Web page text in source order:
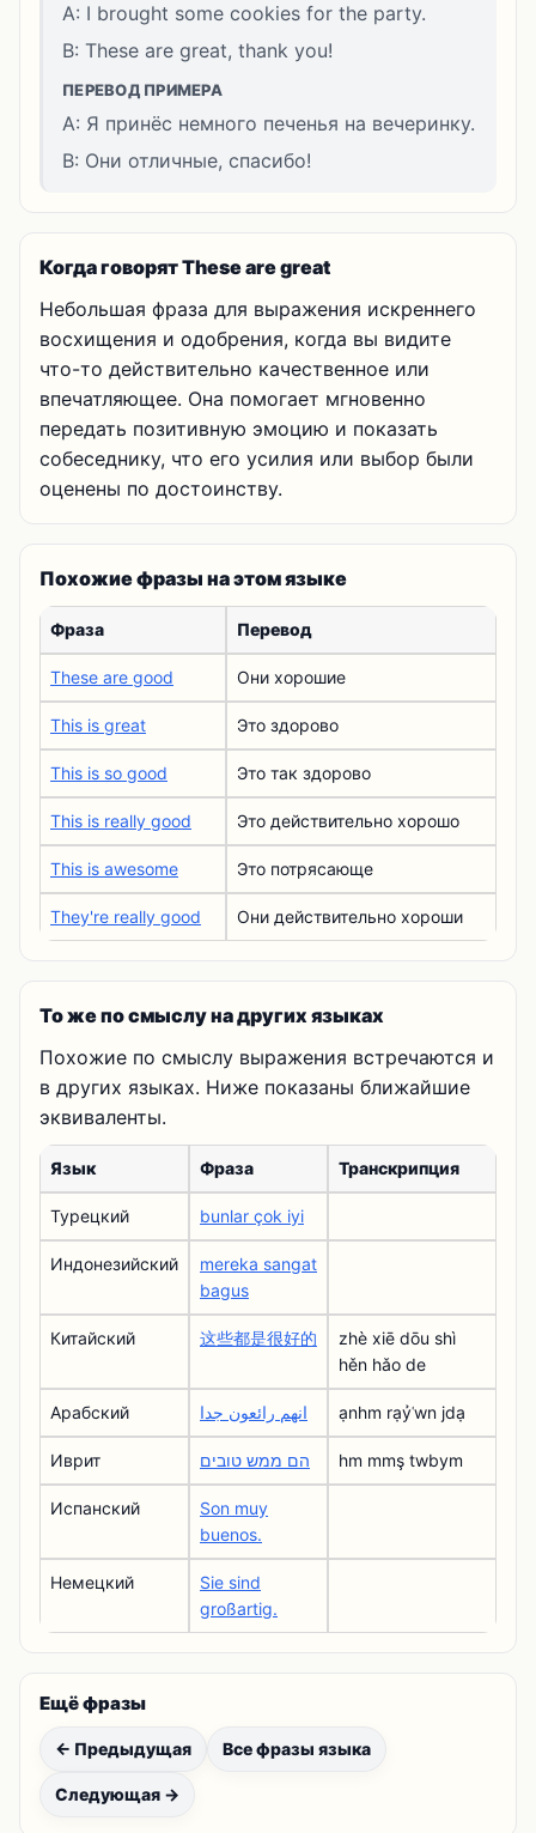
A: I brought some cookies for the party.
B: These are great, thank you!
ПЕРЕВОД ПРИМЕРА
A: Я принёс немного печенья на вечеринку.
B: Они отличные, спасибо!
Когда говорят These are great
Небольшая фраза для выражения искреннего
восхищения и одобрения, когда вы видите
что-то действительно качественное или
впечатляющее. Она помогает мгновенно
передать позитивную эмоцию и показать
собеседнику, что его усилия или выбор были
оценены по достоинству.
Похожие фразы на этом языке
Фраза Перевод
These are good Они хорошие
This is great Это здорово
This is so good Это так здорово
This is really good Это действительно хорошо
This is awesome Это потрясающе
They're really good Они действительно хороши
То же по смыслу на других языках
Похожие по смыслу выражения встречаются и
в других языках. Ниже показаны ближайшие
эквиваленты.
Язык Фраза Транскрипция
Турецкий bunlar çok iyi
Индонезийский
mereka sangat
bagus
Китайский 这些都是很好的
zhè xiē dōu shì
hěn hǎo de
Арабский انهم رائعون جدا ạnhm rạỷʿwn jdạ
Иврит הם ממש טובים hm mmş twbym
Испанский
Son muy
buenos.
Немецкий
Sie sind
großartig.
Ещё фразы
← Предыдущая Все фразы языка
Следующая →